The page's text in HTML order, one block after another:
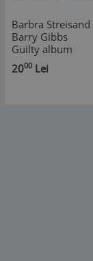
Barbra Streisand
Barry Gibbs
Guilty album
1980 caseta
audio muzica
2000 Lei